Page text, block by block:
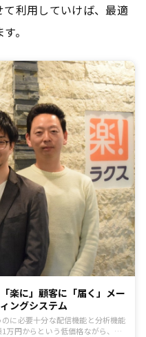
利用していけば、最適
。
楽に」顧客に「届く」メー
ングシステム
に必要十分な配信機能と分析機能
万円からという低価格ながら、専